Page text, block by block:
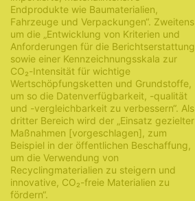
Endprodukte wie Baumaterialien,
Fahrzeuge und Verpackungen“. Zweitens
um die „Entwicklung von Kriterien und
Anforderungen für die Berichtserstattung
sowie einer Kennzeichnungsskala zur
CO₂-Intensität für wichtige
Wertschöpfungsketten und Grundstoffe,
um so die Datenverfügbarkeit, -qualität
und -vergleichbarkeit zu verbessern“. Als
dritter Bereich wird der „Einsatz gezielter
Maßnahmen [vorgeschlagen], zum
Beispiel in der öffentlichen Beschaffung,
um die Verwendung von
Recyclingmaterialien zu steigern und
innovative, CO₂-freie Materialien zu
fördern“.